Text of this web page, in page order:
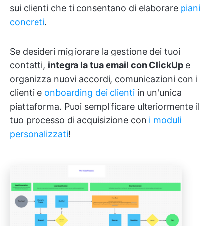
sui clienti che ti consentano di elaborare piani
concreti.
Se desideri migliorare la gestione dei tuoi
contatti, integra la tua email con ClickUp e
organizza nuovi accordi, comunicazioni con i
clienti e onboarding dei clienti in un'unica
piattaforma. Puoi semplificare ulteriormente il
tuo processo di acquisizione con i moduli
personalizzati!